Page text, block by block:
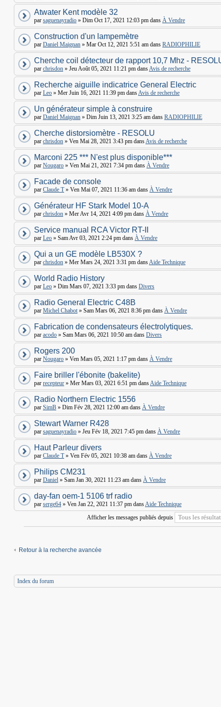
Atwater Kent modèle 32
par saguenayradio » Dim Oct 17, 2021 12:03 pm dans À Vendre
Construction d'un lampemètre
par Daniel Maignan » Mar Oct 12, 2021 5:51 am dans RADIOPHILIE
Cherche coil détecteur de rapport 10,7 Mhz -
par chrisdon » Jeu Août 05, 2021 11:21 pm dansAvis de recherche
Recherche aiguille indicatrice General Electric
par Leo » Mer Juin 16, 2021 11:39 pm dansAvis de recherche
Un générateur simple à construire
par Daniel Maignan » Dim Juin 13, 2021 3:25 am dans RADIOPHILIE
Cherche distorsiomètre - RESOLU
par chrisdon » Ven Mai 28, 2021 3:43 pm dansAvis de recherche
Marconi 225 *** N'est plus disponible***
par Nougaro » Ven Mai 21, 2021 7:34 pm dans À Vendre
Facade de console
par Claude T» Ven Mai 07, 2021 11:36 am dans À Vendre
Générateur HF Stark Model 10-A
par chrisdon » Mer Avr 14, 2021 4:09 pm dans À Vendre
Service manual RCA Victor RT-II
par Leo » Sam Avr 03, 2021 2:24 pm dans À Vendre
Qui a un GE modèle LB530X ?
par chrisdon » Mer Mars 24, 2021 3:31 pm dansAide Technique
World Radio History
par Leo » Dim Mars 07, 2021 3:33 pm dans Divers
Radio General Electric C48B
par Michel Chabot» Sam Mars 06, 2021 8:36 pm dans À Vendre
Fabrication de condensateurs électrolytiques.
par acodo » Sam Mars 06, 2021 10:50 am dans Divers
Rogers 200
par Nougaro » Ven Mars 05, 2021 1:17 pm dans À Vendre
Faire briller l'ébonite (bakelite)
par recepteur » Mer Mars 03, 2021 6:51 pm dansAide Technique
Radio Northern Electric 1556
par SimB » Dim Fév 28, 2021 12:00 am dans À Vendre
Stewart Warner R428
par saguenayradio » Jeu Fév 18, 2021 7:45 pm dans À Vendre
Haut Parleur divers
par Claude T» Ven Fév 05, 2021 10:38 am dans À Vendre
Philips CM231
par Daniel » Sam Jan 30, 2021 11:23 am dans À Vendre
day-fan oem-1 5106 trf radio
par serge64 » Ven Jan 22, 2021 11:37 pm dansAide Technique
Afficher les messages publiés depuis
Retour à la recherche avancée
Index du forum